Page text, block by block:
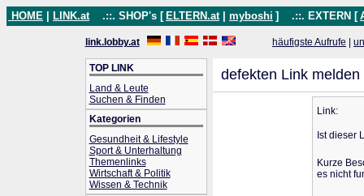
HOME LINK.at .::. SHOP's [ ELTERN.at myboshi ] .::. EXTERN [
link.lobby.at häufigste Aufrufe
TOP LINK
Land & Leute
Suchen & Finden
Kategorien
Gesundheit & Lifestyle
Sport & Unterhaltung
Themenlinks
Wirtschaft & Politik
Wissen & Technik
defekten Link melden
Link:
Ist dieser
Kurze
es nicht